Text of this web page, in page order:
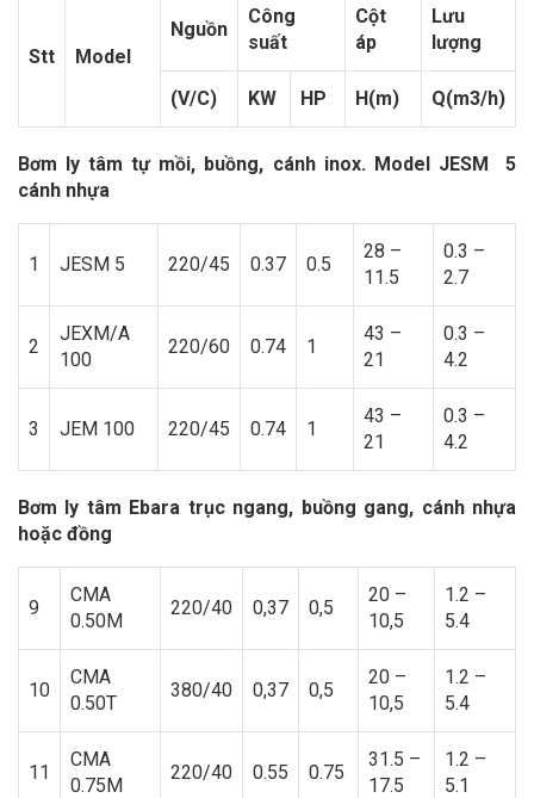
Stt Model
Nguồn
Công
suất
Cột
áp
Lưu
lượng
(V/C) KW HP H(m) Q(m3/h)
Bơm ly tâm tự mồi, buồng, cánh inox. Model JESM 5
cánh nhựa
1 JESM 5 220/45 0.37 0.5
28 –
11.5
0.3 –
2.7
2
JEXM/A
100
220/60 0.74 1
43 –
21
0.3 –
4.2
3 JEM 100 220/45 0.74 1
43 –
21
0.3 –
4.2
Bơm ly tâm Ebara trục ngang, buồng gang, cánh nhựa
hoặc đồng
9
CMA
0.50M
220/40 0,37 0,5
20 –
10,5
1.2 –
5.4
10
CMA
0.50T
380/40 0,37 0,5
20 –
10,5
1.2 –
5.4
11
CMA
0.75M
220/40 0.55 0.75
31.5 –
17.5
1.2 –
5.1